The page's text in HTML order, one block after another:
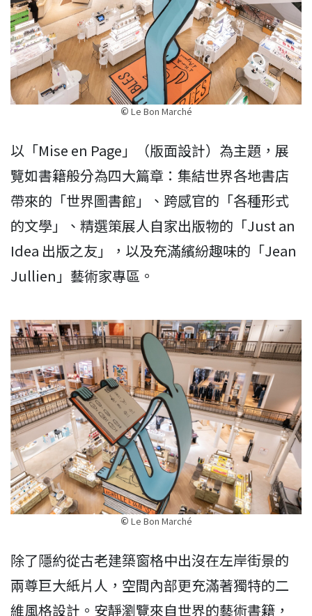
© Le Bon Marché
以「Mise en Page」（版面設計）為主題，展
覽如書籍般分為四大篇章：集結世界各地書店
帶來的「世界圖書館」、跨感官的「各種形式
的文學」、精選策展人自家出版物的「Just an
Idea 出版之友」，以及充滿繽紛趣味的「Jean
Jullien」藝術家專區。
© Le Bon Marché
除了隱約從古老建築窗格中出沒在左岸街景的
兩尊巨大紙片人，空間內部更充滿著獨特的二
維風格設計。安靜瀏覽來自世界的藝術書籍，